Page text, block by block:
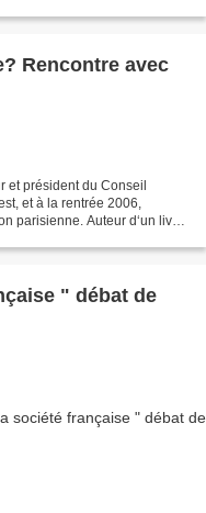
Rencontre avec
et président du Conseil
et à la rentrée 2006,
parisienne. Auteur d‘un livre
" débat de